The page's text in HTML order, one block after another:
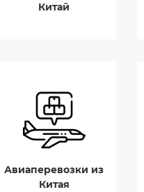
Китай
Авиаперевозки из
Китая